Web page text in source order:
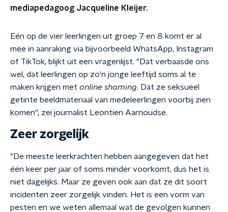
mediapedagoog Jacqueline Kleijer.
Eén op de vier leerlingen uit groep 7 en 8 komt er al
mee in aanraking via bijvoorbeeld WhatsApp, Instagram
of TikTok, blijkt uit een vragenlijst. "Dat verbaasde ons
wel, dat leerlingen op zo'n jonge leeftijd soms al te
maken krijgen met online shaming. Dat ze seksueel
getinte beeldmateriaal van medeleerlingen voorbij zien
komen", zei journalist Leontien Aarnoudse.
Zeer zorgelijk
"De meeste leerkrachten hebben aangegeven dat het
één keer per jaar of soms minder voorkomt, dus het is
niet dagelijks. Maar ze geven ook aan dat ze dit soort
incidenten zeer zorgelijk vinden. Het is een vorm van
pesten en we weten allemaal wat de gevolgen kunnen